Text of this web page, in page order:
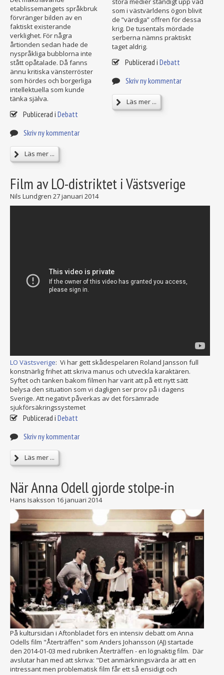
etablissemangets språkbruk
förvränger bilden av en
faktiskt existerande
verklighet. För några
årtionden sedan hade de
nyspråkliga bubblorna inte
stått opåtalade. Då fanns
ännu kritiska vänsterröster
som hördes och borgerliga
intellektuella som kunde
tänka själva.
Publicerad i Debatt
Skriv ny kommentar
Läs mer ...
som i västvärldens ögon blivit
de ”värdiga” offren för dessa
krig. De tusentals mördade
serberna nämns praktiskt
taget aldrig.
Publicerad i Debatt
Skriv ny kommentar
Läs mer ...
Film av LO-distriktet i Västsverige
Nils Lundgren 27 januari 2014
LO Västsverige: Vi har gett skådespelaren Roland Jansson full
konstnärlig frihet att skriva manus och utveckla karaktären.
Syftet och tanken bakom filmen har varit att på ett nytt sätt
belysa den situation som vi dagligen ser prov på i dagens
Sverige. Att negativt påverkas av det försämrade
sjukförsäkringssystemet
Publicerad i Debatt
Skriv ny kommentar
Läs mer ...
När Anna Odell gjorde stolpe-in
Hans Isaksson 16 januari 2014
På kultursidan i Aftonbladet förs en intensiv debatt om Anna
Odells film "Återträffen" som Anders Johansson (AJ) startade
den 2014-01-03 med rubriken Återträffen - en lögnaktig film. Där
avslutar han med att skriva: "Det anmärkningsvärda är att en
intressant men problematisk film får ett så ensidigt och